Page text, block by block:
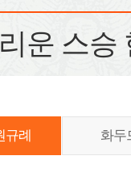
운 스승
규례 화두